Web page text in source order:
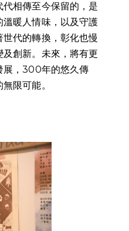
相傳至今保留的，是
暖人情味，以及守護
代的轉換，彰化也慢
創新。未來，將有更
展，300年的悠久傳
限可能。